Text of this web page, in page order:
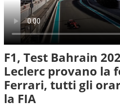
F1, Test Bahrain
Leclerc provano la
Ferrari, tutti gli
la FIA